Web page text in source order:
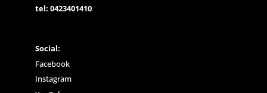
tel: 0423401410
Social:
Facebook
Instagram